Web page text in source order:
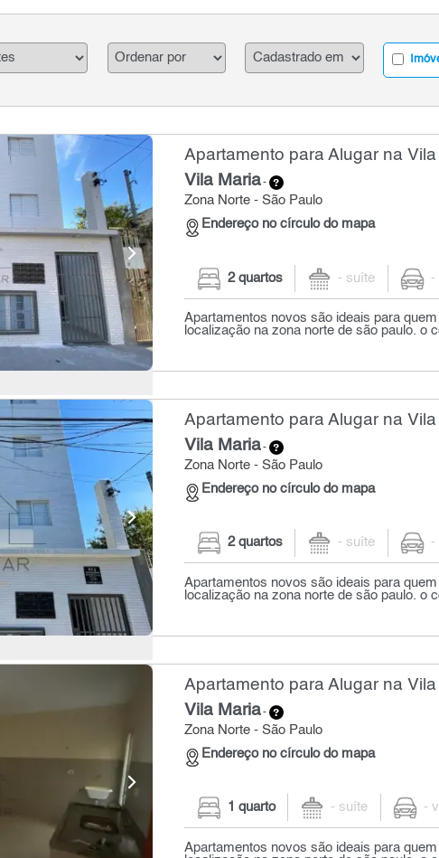
Apartamento para Alugar na
Vila Maria-
Zona Norte - São Paulo
Endereço no círculo do mapa
2 quartos - suíte -
Apartamentos novos são ideais para
localização na zona norte de são paulo. o
Apartamento para Alugar na
Vila Maria-
Zona Norte - São Paulo
Endereço no círculo do mapa
2 quartos - suíte -
Apartamentos novos são ideais para
localização na zona norte de são paulo. o
Apartamento para Alugar na
Vila Maria-
Zona Norte - São Paulo
Endereço no círculo do mapa
1 quarto - suíte -
Apartamentos novos são ideais para